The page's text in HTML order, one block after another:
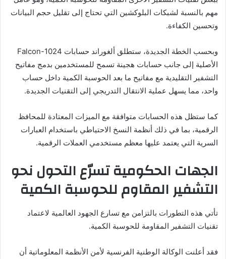
مهم بالنسبة لشبكات البلوكشين التي تحتاج إلى تقليل حجم البيانات
وتحسين الكفاءة.
وبحسب الخطة الجديدة، ستطلق ألغوراند حسابات Falcon-1024
الأصلية إلى جانب حسابات هجينة تسمح للمستخدمين بدمج مفاتيح
التشفير التقليدية مع مفاتيح ما بعد الحوسبة الكمية داخل حساب
واحد، مما يسهل عملية الانتقال التدريجي إلى التقنيات الجديدة.
كما ستظل هذه الحسابات متوافقة مع الميزات المعتادة للمحافظ
الرقمية، بما في ذلك أنظمة النسخ الاحتياطي باستخدام العبارات
السرية التي يعتمد عليها معظم مستخدمي العملات الرقمية.
الجهات الحكومية تسرّع التحول نحو
التشفير المقاوم للحوسبة الكمية
تأتي هذه التطورات بالتزامن مع تسارع الجهود العالمية لاعتماد
تقنيات التشفير المقاومة للحوسبة الكمية.
فقد أعلنت الوكالة الوطنية الفرنسية لأمن الأنظمة المعلوماتية أن